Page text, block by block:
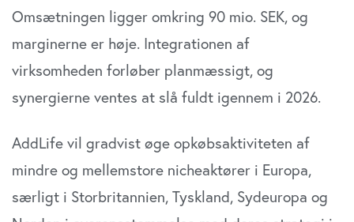
Omsætningen ligger omkring 90 mio. SEK, og
marginerne er høje. Integrationen af
virksomheden forløber planmæssigt, og
synergierne ventes at slå fuldt igennem i 2026.
AddLife vil gradvist øge opkøbsaktiviteten af
mindre og mellemstore nicheaktører i Europa,
særligt i Storbritannien, Tyskland, Sydeuropa og